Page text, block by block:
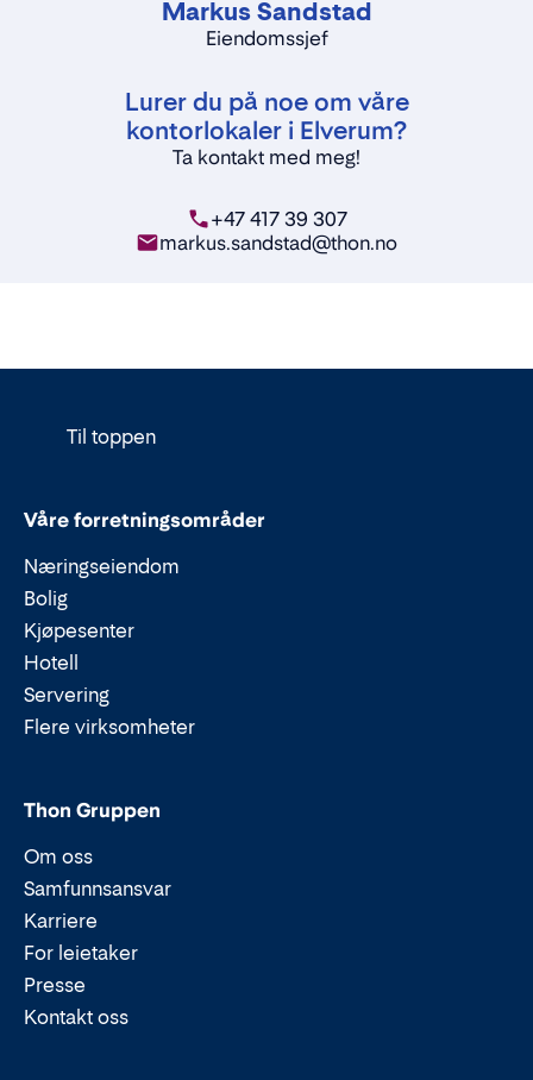
Lurer du på noe om våre
kontorlokaler i Elverum?
Ta kontakt med meg!
Markus Sandstad
Eiendomssjef
+47 417 39 307
markus.sandstad@thon.no
Til toppen
Våre forretningsområder
Næringseiendom
Bolig
Kjøpesenter
Hotell
Servering
Flere virksomheter
Thon Gruppen
Om oss
Samfunnsansvar
Karriere
For leietaker
Presse
Kontakt oss